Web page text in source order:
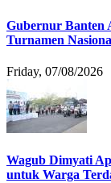
Gubernur Banten
Turnamen
Friday, 07/08/2026
Wagub Dimyati
untuk Warga